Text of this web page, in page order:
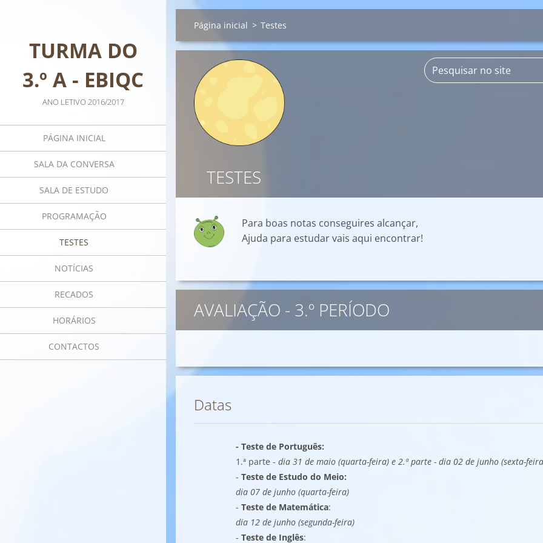
TURMA DO
3.º A - EBIQC
ANO LETIVO 2016/2017
PÁGINA INICIAL
SALA DA CONVERSA
SALA DE ESTUDO
PROGRAMAÇÃO
TESTES
NOTÍCIAS
RECADOS
HORÁRIOS
CONTACTOS
Página inicial > Testes
TESTES
Para boas notas conseguires alcançar,
Ajuda para estudar vais aqui encontrar!
AVALIAÇÃO - 3.º PERÍODO
Datas
- Teste de Português:
1.ª parte -dia 31 de maio (quarta-feira) e 2.ª parte - dia 02 de junho (sexta-
-Teste de Estudo do Meio:
dia 07 de junho (quarta-feira)
-Teste de Matemática:
dia 12 de junho (segunda-feira)
-Teste de Inglês: